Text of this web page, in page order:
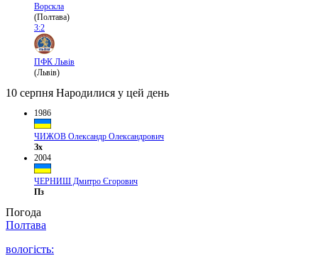
Ворскла
(Полтава)
3:2
ПФК Львів
(Львів)
10 серпня Народилися у цей день
1986
ЧИЖОВ Олександр Олександрович
Зх
2004
ЧЕРНИШ Дмитро Єгорович
Пз
Погода
Полтава
вологість: